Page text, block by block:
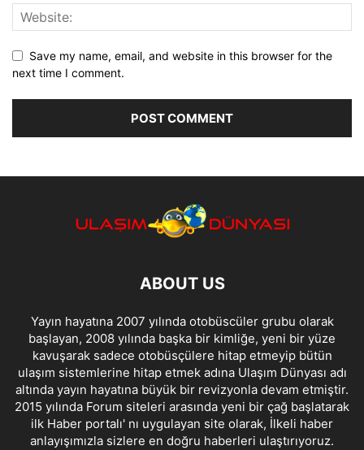
Save my name, email, and website in this browser for the
next time I comment.
ABOUT US
Yayın hayatına 2007 yılında otobüscüler grubu olarak
başlayan, 2008 yılında başka bir kimliğe, yeni bir yüze
kavuşarak sadece otobüsçülere hitap etmeyip bütün
ulaşım sistemlerine hitap etmek adına Ulaşım Dünyası adı
altında yayın hayatına büyük bir revizyonla devam etmiştir.
2015 yılında Forum siteleri arasında yeni bir çağ başlatarak
ilk Haber portalı' nı uygulayan site olarak, İlkeli haber
anlayışımızla sizlere en doğru haberleri ulaştırıyoruz.